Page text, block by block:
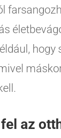
hogy
az